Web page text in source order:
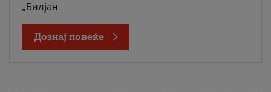
„Билјан
Дознај повеќе